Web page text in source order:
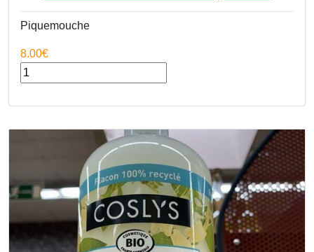
Piquemouche
8.00€